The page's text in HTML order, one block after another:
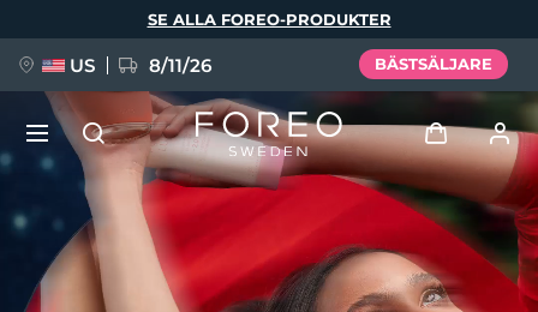
SE ALLA FOREO-PRODUKTER
US 8/11/26 BÄSTSÄLJARE
Logga in
Användarprofil
NYHET
BREAKING NEWS
Språk